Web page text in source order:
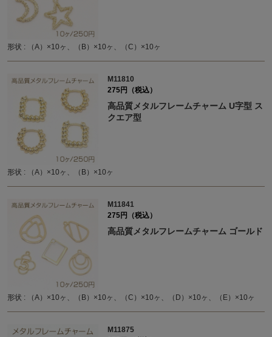
形状 : （A）×10ヶ、（B）×10ヶ、（C）×10ヶ
M11810
275円（税込）
高品質メタルフレームチャーム U字型 ス
クエア型
形状 : （A）×10ヶ、（B）×10ヶ
M11841
275円（税込）
高品質メタルフレームチャーム ゴールド
形状 : （A）×10ヶ、（B）×10ヶ、（C）×10ヶ、（D）×10ヶ、（E）×10ヶ
M11875